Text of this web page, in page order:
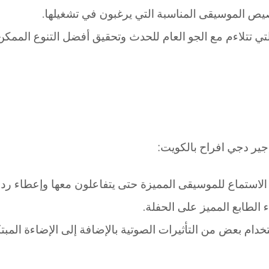
الموسيقى المناسبة التي يرغبون في تشغيلها.
مع الجو العام للحدث وتحقيق أفضل التنوع الممكن
دجي افراح بالكويت:
للموسيقى المميزة حتى يتفاعلون معها وإعطاء
المميز على الحفلة.
بعض من التأثيرات الصوتية بالإضافة إلى الإضاءة